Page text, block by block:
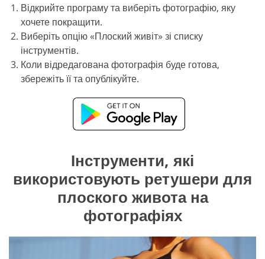
Відкрийте програму та виберіть фотографію, яку
хочете покращити.
Виберіть опцію «Плоский живіт» зі списку
інструментів.
Коли відредагована фотографія буде готова,
збережіть її та опублікуйте.
Інструменти, які
використовують ретушери для
плоского живота на
фотографіях